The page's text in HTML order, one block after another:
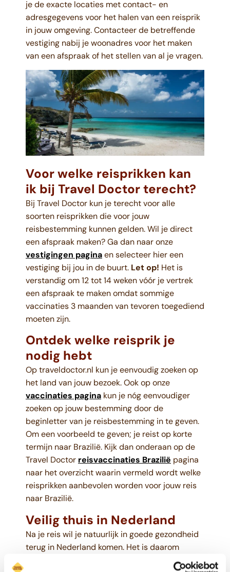
je de exacte locaties met contact- en
adresgegevens voor het halen van een reisprik
in jouw omgeving. Contacteer de betreffende
vestiging nabij je woonadres voor het maken
van een afspraak of het stellen van al je vragen.
Voor welke reisprikken kan
ik bij Travel Doctor terecht?
Bij Travel Doctor kun je terecht voor alle
soorten reisprikken die voor jouw
reisbestemming kunnen gelden. Wil je direct
een afspraak maken? Ga dan naar onze
vestigingen paginaen selecteer hier een
vestiging bij jou in de buurt. Let op! Het is
verstandig om 12 tot 14 weken vóór je vertrek
een afspraak te maken omdat sommige
vaccinaties 3 maanden van tevoren toegediend
moeten zijn.
Ontdek welke reisprik je
nodig hebt
Op traveldoctor.nl kun je eenvoudig zoeken op
het land van jouw bezoek. Ook op onze
vaccinaties pagina kun je nóg eenvoudiger
zoeken op jouw bestemming door de
beginletter van je reisbestemming in te geven.
Om een voorbeeld te geven; je reist op korte
termijn naar Brazilië. Kijk dan onderaan op de
Travel Doctor reisvaccinaties Brazilië pagina
naar het overzicht waarin vermeld wordt welke
reisprikken aanbevolen worden voor jouw reis
naar Brazilië.
Veilig thuis in Nederland
Na je reis wil je natuurlijk in goede gezondheid
terug in Nederland komen. Het is daarom
belangrijk dat je weet welke reisprik(ken)